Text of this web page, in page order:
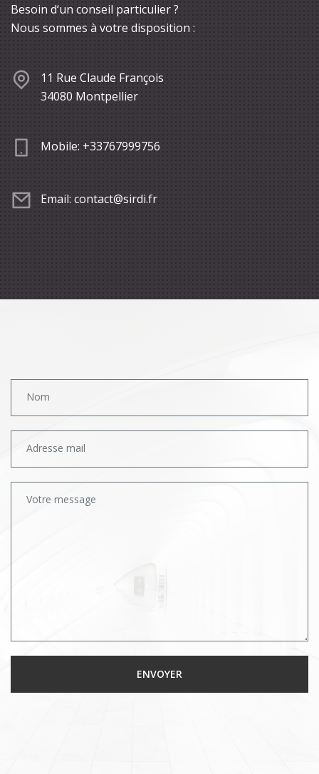
Besoin d‘un conseil particulier ?
Nous sommes à votre disposition :
11 Rue Claude François
34080 Montpellier
Mobile: +33767999756
Email: contact@sirdi.fr
Nom
Adresse mail
Votre message
ENVOYER